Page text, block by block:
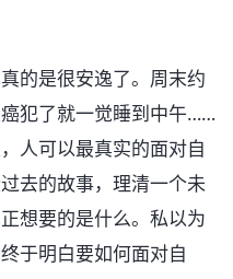
是很安逸了。周末约
犯了就一觉睡到中午……
人可以最真实的面对自
去的故事，理清一个未
想要的是什么。私以为
于明白要如何面对自